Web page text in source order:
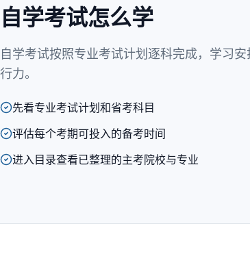
自学考试怎么学
自学考试按照专业考试计划逐科完成，学习
行力。
先看专业考试计划和省考科目
评估每个考期可投入的备考时间
进入目录查看已整理的主考院校与专业